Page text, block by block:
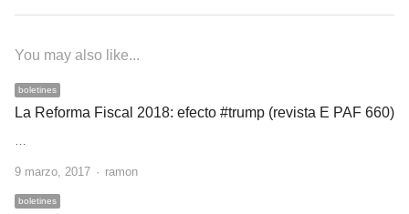
You may also like...
boletines
La Reforma Fiscal 2018: efecto #trump (revista E PAF 660)
9 marzo, 2017 Author
ramon
boletines